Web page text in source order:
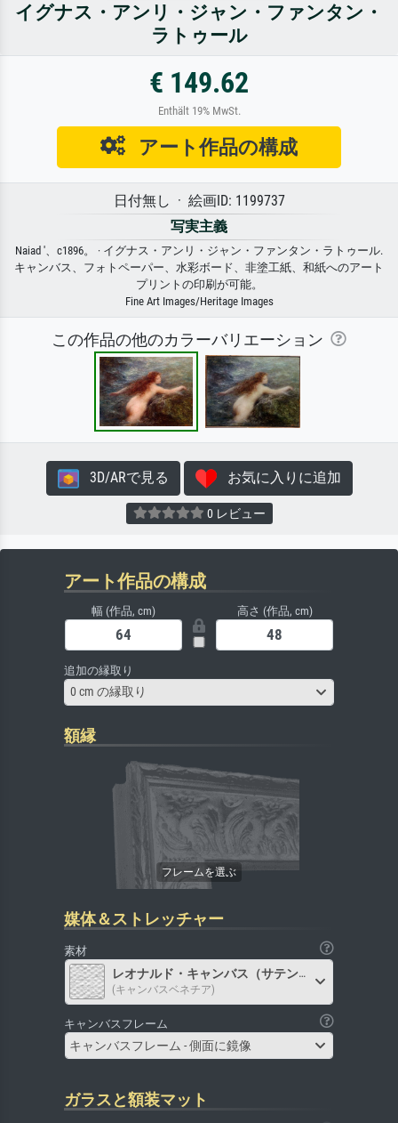
イグナス・アンリ・ジャン・ファンタン・
ラトゥール
€ 149.62
Enthält 19% MwSt.
アート作品の構成
日付無し · 絵画ID: 1199737
写実主義
Naiad '、c1896。 · イグナス・アンリ・ジャン・ファンタン・ラトゥール.
キャンバス、フォトペーパー、水彩ボード、非塗工紙、和紙へのアート
プリントの印刷が可能。
Fine Art Images/Heritage Images
この作品の他のカラーバリエーション
3D/ARで見る お気に入りに追加
0 レビュー
アート作品の構成
幅 (作品, cm) 高さ (作品, cm)
追加の縁取り
0 cm の縁取り
額縁
媒体＆ストレッチャー
素材
レオナルド・キャンバス（サテン）
(キャンバスベネチア)
キャンバスフレーム
キャンバスフレーム - 側面に鏡像
ガラスと額装マット